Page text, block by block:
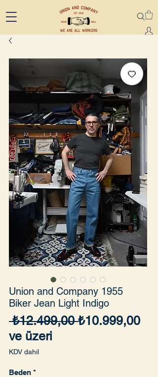
Union and Company 1955
Biker Jean Light Indigo
₺12.499,00 Normal
₺10.999,00
ve üzeri
KDV dahil
Beden *